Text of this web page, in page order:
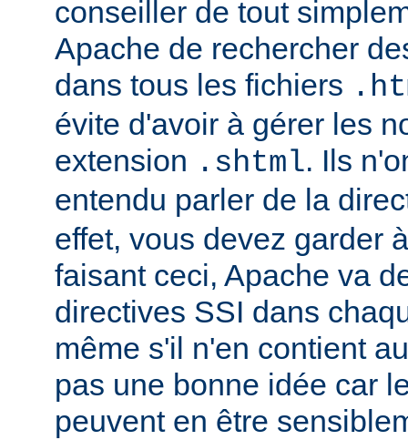
conseiller de tout
Apache de rechercher
dans tous les fichiers
évite d'avoir à gérer les
extension .shtml. Ils
entendu parler de la
effet, vous devez garder
faisant ceci, Apache va
directives SSI dans
même s'il n'en contient
pas une bonne idée car
peuvent en être